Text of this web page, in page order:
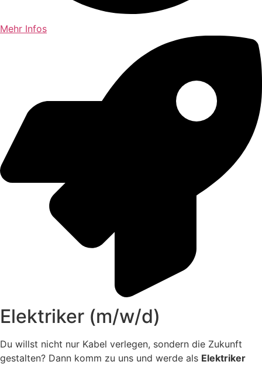
Mehr Infos
Elektriker (m/w/d)
Du willst nicht nur Kabel verlegen, sondern die Zukunft
gestalten? Dann komm zu uns und werde als Elektriker